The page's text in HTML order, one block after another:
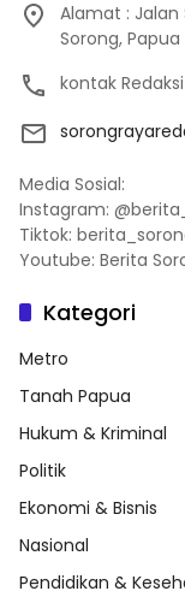
Alamat : Jalan
Sorong,
kontak
Media Sosial:
Instagram:
Tiktok:
Youtube: Berita
Kategori
Metro
Tanah Papua
Hukum & Kriminal
Politik
Ekonomi & Bisnis
Nasional
Pendidikan &